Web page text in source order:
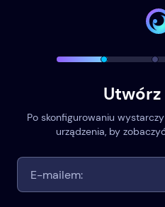
Po skonfigurowaniu
urządzenia, by